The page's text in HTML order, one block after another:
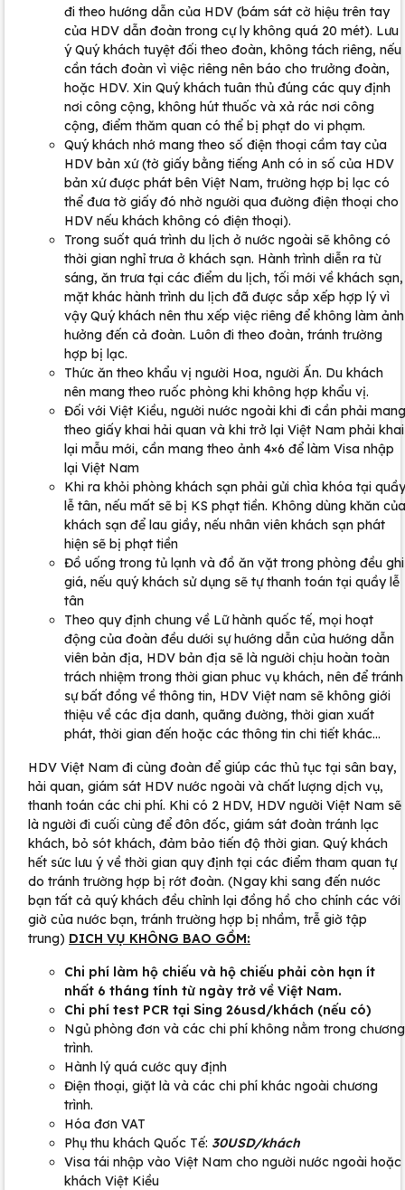
đi theo hướng dẫn của HDV (bám sát cờ hiệu trên tay
của HDV dẫn đoàn trong cự ly không quá 20 mét). Lưu
ý Quý khách tuyệt đối theo đoàn, không tách riêng, nếu
cần tách đoàn vì việc riêng nên báo cho trưởng đoàn,
hoặc HDV. Xin Quý khách tuân thủ đúng các quy định
nơi công cộng, không hút thuốc và xả rác nơi công
cộng, điểm thăm quan có thể bị phạt do vi phạm.
Quý khách nhớ mang theo số điện thoại cầm tay của
HDV bản xứ (tờ giấy bằng tiếng Anh có in số của HDV
bản xứ được phát bên Việt Nam, trường hợp bị lạc có
thể đưa tờ giấy đó nhờ người qua đường điện thoại cho
HDV nếu khách không có điện thoại).
Trong suốt quá trình du lịch ở nước ngoài sẽ không có
thời gian nghỉ trưa ở khách sạn. Hành trình diễn ra từ
sáng, ăn trưa tại các điểm du lịch, tối mới về khách sạn,
mặt khác hành trình du lịch đã được sắp xếp hợp lý vì
vậy Quý khách nên thu xếp việc riêng để không làm ảnh
hưởng đến cả đoàn. Luôn đi theo đoàn, tránh trường
hợp bị lạc.
Thức ăn theo khẩu vị người Hoa, người Ấn. Du khách
nên mang theo ruốc phòng khi không hợp khẩu vị.
Đối với Việt Kiều, người nước ngoài khi đi cần phải mang
theo giấy khai hải quan và khi trở lại Việt Nam phải khai
lại mẫu mới, cần mang theo ảnh 4×6 để làm Visa nhập
lại Việt Nam
Khi ra khỏi phòng khách sạn phải gửi chìa khóa tại quầy
lễ tân, nếu mất sẽ bị KS phạt tiền. Không dùng khăn của
khách sạn để lau giầy, nếu nhân viên khách sạn phát
hiện sẽ bị phạt tiền
Đồ uống trong tủ lạnh và đồ ăn vặt trong phòng đều ghi
giá, nếu quý khách sử dụng sẽ tự thanh toán tại quầy lễ
tân
Theo quy định chung về Lữ hành quốc tế, mọi hoạt
động của đoàn đều dưới sự hướng dẫn của hướng dẫn
viên bản địa, HDV bản địa sẽ là người chịu hoàn toàn
trách nhiệm trong thời gian phuc vụ khách, nên để tránh
sự bất đồng về thông tin, HDV Việt nam sẽ không giới
thiệu về các địa danh, quãng đường, thời gian xuất
phát, thời gian đến hoặc các thông tin chi tiết khác…
HDV Việt Nam đi cùng đoàn để giúp các thủ tục tại sân bay,
hải quan, giám sát HDV nước ngoài và chất lượng dịch vụ,
thanh toán các chi phí. Khi có 2 HDV, HDV người Việt Nam sẽ
là người đi cuối cùng để đôn đốc, giám sát đoàn tránh lạc
khách, bỏ sót khách, đảm bảo tiến độ thời gian. Quý khách
hết sức lưu ý về thời gian quy định tại các điểm tham quan tự
do tránh trường hợp bị rớt đoàn. (Ngay khi sang đến nước
bạn tất cả quý khách đều chỉnh lại đồng hồ cho chính các với
giờ của nước bạn, tránh trường hợp bị nhầm, trễ giờ tập
trung) DICH VỤ KHÔNG BAO GỒM:
Chi phí làm hộ chiếu và hộ chiếu phải còn hạn ít
nhất 6 tháng tính từ ngày trở về Việt Nam.
Chi phí test PCR tại Sing 26usd/khách (nếu có)
Ngủ phòng đơn và các chi phí không nằm trong chương
trình.
Hành lý quá cước quy định
Điện thoại, giặt là và các chi phí khác ngoài chương
trình.
Hóa đơn VAT
Phụ thu khách Quốc Tế: 30USD/khách
Visa tái nhập vào Việt Nam cho người nước ngoài hoặc
khách Việt Kiều